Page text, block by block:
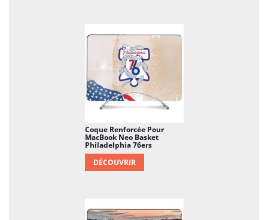
Coque Renforcée Pour
MacBook Neo Basket
Philadelphia 76ers
DÉCOUVRIR